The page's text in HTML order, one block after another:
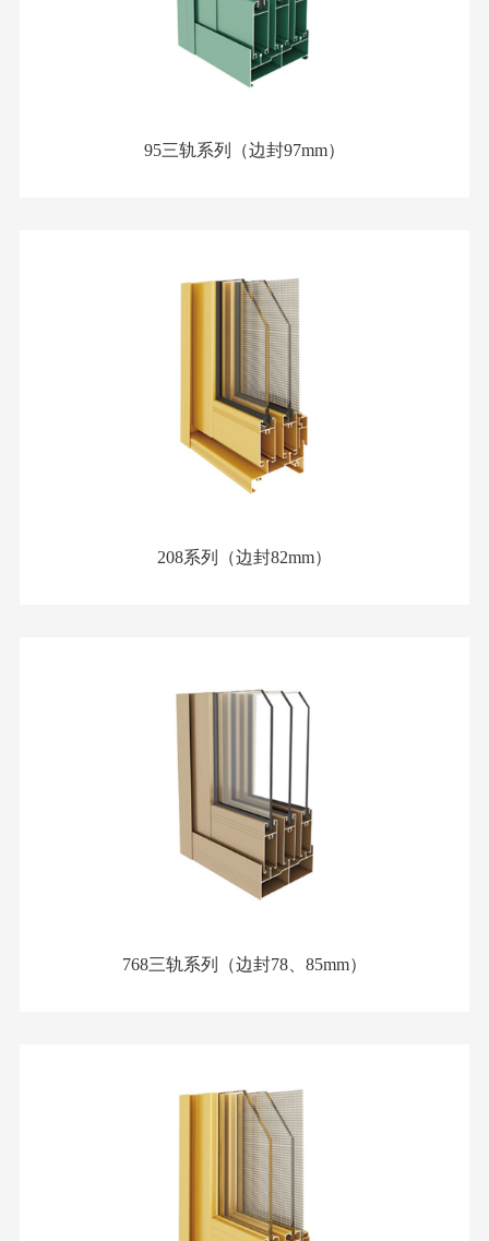
95三轨系列（边封97mm）
208系列（边封82mm）
768三轨系列（边封78、85mm）